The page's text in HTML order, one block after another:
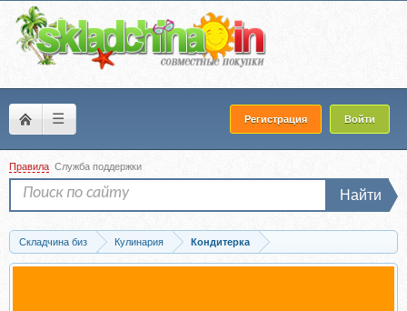
☰ Регистрация Войти
Правила Служба поддержки
Найти
Складчина биз Кулинария
Кондитерка
Скачать [Школа Низкоуглеводных Десертов] НЕ Трюфель (ketocake39)